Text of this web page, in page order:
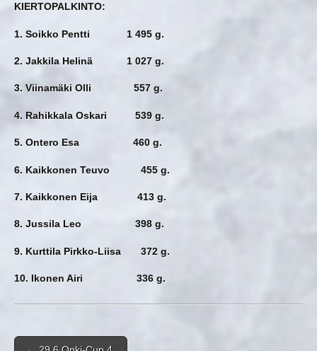
KIERTOPALKINTO:
1. Soikko Pentti 1 495 g.
2. Jakkila Helinä 1 027 g.
3. Viinamäki Olli 557 g.
4. Rahikkala Oskari 539 g.
5. Ontero Esa 460 g.
6. Kaikkonen Teuvo 455 g.
7. Kaikkonen Eija 413 g.
8. Jussila Leo 398 g.
9. Kurttila Pirkko-Liisa 372 g.
10. Ikonen Airi 336 g.
Post navigation